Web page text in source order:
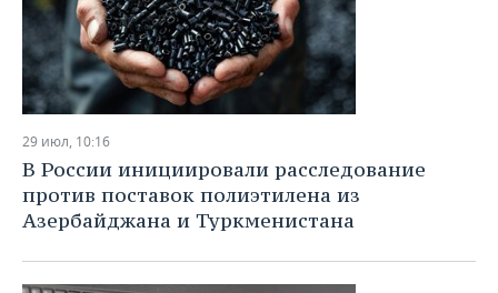
29 июл, 10:16
В России инициировали расследование
против поставок полиэтилена из
Азербайджана и Туркменистана